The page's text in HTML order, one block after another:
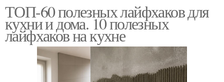
ТОП-60 полезных лайфхаков для
кухни и дома. 10 полезных
лайфхаков на кухне